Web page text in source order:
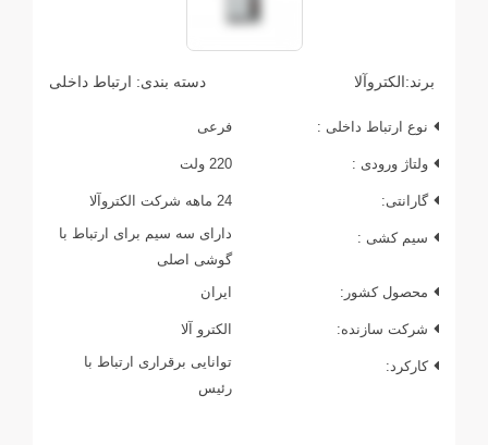
برند:الکتروآلا دسته بندی: ارتباط داخلی
نوع ارتباط داخلی : فرعی
ولتاژ ورودی : 220 ولت
گارانتی: 24 ماهه شرکت الکتروآلا
سیم کشی :
دارای سه سیم برای ارتباط با
گوشی اصلی
محصول کشور: ایران
شرکت سازنده: الکترو آلا
کارکرد:
توانایی برقراری ارتباط با
رئیس